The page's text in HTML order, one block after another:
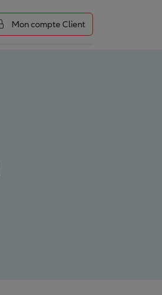
Mon compte Client